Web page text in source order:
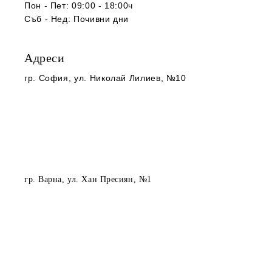
Пон - Пет: 09:00 - 18:00ч
Съб - Нед: Почивни дни
Адреси
гр. София , ул. Николай Лилиев, №10
гр. Варна, ул. Хан Пресиян, №1